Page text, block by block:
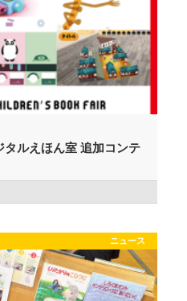
ルえほん室 追加コンテ
ニュース